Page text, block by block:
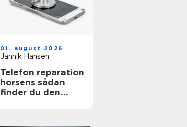
01. august 2026
Jannik Hansen
Telefon reparation
horsens sådan
finder du den